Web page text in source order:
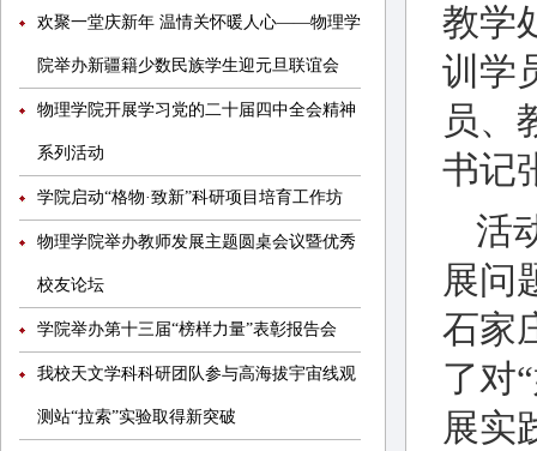
欢聚一堂庆新年 温情关怀暖人心——物理学
院举办新疆籍少数民族学生迎元旦联谊会
物理学院开展学习党的二十届四中全会精神
系列活动
学院启动“格物·致新”科研项目培育工作坊
物理学院举办教师发展主题圆桌会议暨优秀
校友论坛
学院举办第十三届“榜样力量”表彰报告会
我校天文学科科研团队参与高海拔宇宙线观
测站“拉索”实验取得新突破
教学
训学
员、
书记
活
展问
石家
了对
展实